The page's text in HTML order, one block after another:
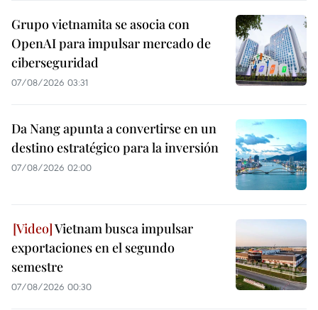
Grupo vietnamita se asocia con
OpenAI para impulsar mercado de
ciberseguridad
07/08/2026 03:31
Da Nang apunta a convertirse en un
destino estratégico para la inversión
07/08/2026 02:00
Vietnam busca impulsar
exportaciones en el segundo
semestre
07/08/2026 00:30